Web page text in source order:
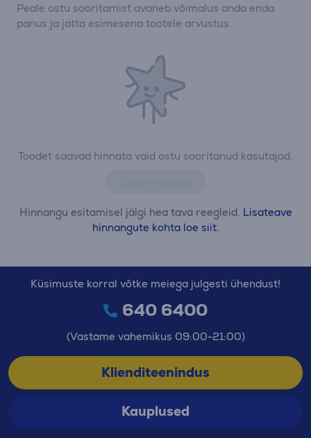
Toodet saavad hinnata vaid ostu sooritanud kasutajad.
Hinnangu esitamisel jälgi hea tava reegleid. Lisateave
hinnangute kohta loe siit.
Peale ostu sooritamist avaneb võimalus anda enda
panus ja jätta esimesena tootele arvustus.
Küsimuste korral võtke meiega julgesti ühendust!
640 6400
(Vastame vahemikus 09:00-21:00)
Klienditeenindus
Kauplused